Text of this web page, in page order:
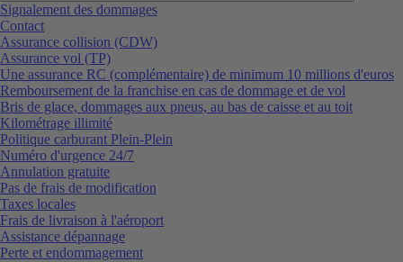
Signalement des dommages
Contact
Assurance collision (CDW)
Assurance vol (TP)
Une assurance RC (complémentaire) de minimum 10 millions d'euros
Remboursement de la franchise en cas de dommage et de vol
Bris de glace, dommages aux pneus, au bas de caisse et au toit
Kilométrage illimité
Politique carburant Plein-Plein
Numéro d'urgence 24/7
Annulation gratuite
Pas de frais de modification
Taxes locales
Frais de livraison à l'aéroport
Assistance dépannage
Perte et endommagement